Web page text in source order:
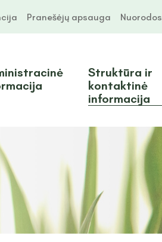
Pranešėjų apsauga Nuorodos
Struktūra ir
kontaktinė
informacija